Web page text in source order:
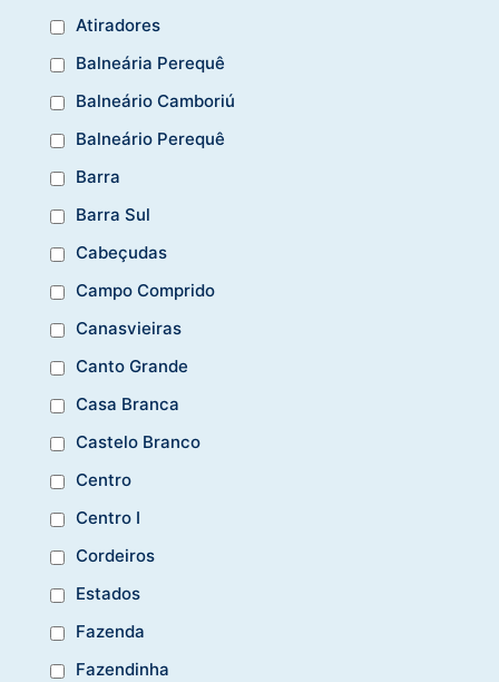
Atiradores
Balneária Perequê
Balneário Camboriú
Balneário Perequê
Barra
Barra Sul
Cabeçudas
Campo Comprido
Canasvieiras
Canto Grande
Casa Branca
Castelo Branco
Centro
Centro I
Cordeiros
Estados
Fazenda
Fazendinha